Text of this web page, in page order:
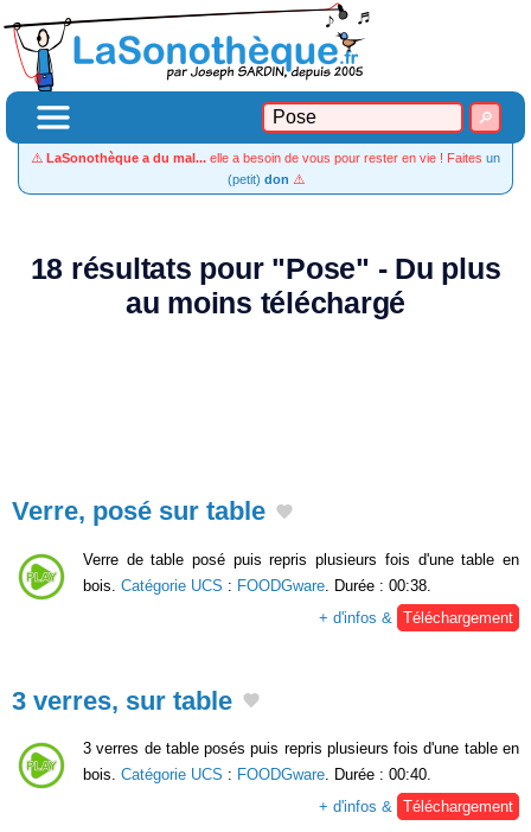
⚠️ LaSonothèque a du mal... elle a besoin de vous pour rester en vie ! Faites un
(petit) don ⚠️
18 résultats pour "Pose" - Du plus
au moins téléchargé
Verre, posé sur table
Verre de table posé puis repris plusieurs fois d'une table en
bois. Catégorie UCS : FOODGware . Durée : 00:38.
+ d'infos &
Téléchargement
3 verres, sur table
3 verres de table posés puis repris plusieurs fois d'une table en
bois. Catégorie UCS : FOODGware. Durée : 00:40.
+ d'infos & Téléchargement